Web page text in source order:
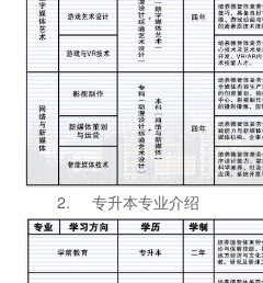
2. 专升本专业介绍